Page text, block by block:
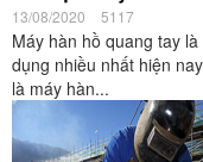
13/08/2020 5117
Máy hàn hồ quang tay
dụng nhiều nhất hiện
là máy hàn...